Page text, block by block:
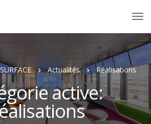
Actualités Réalisations
active: